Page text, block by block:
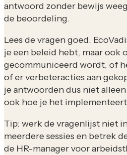
antwoord zonder bewijs
de beoordeling.
Lees de vragen goed.
je een beleid hebt, maar ook
gecommuniceerd wordt, of
of er verbeteracties aan
je antwoorden dus niet
ook hoe je het
Tip: werk de vragenlijst niet
meerdere sessies en betrek
de HR-manager voor